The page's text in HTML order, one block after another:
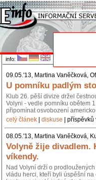
info:
09.05.'13, Martina Vaněčková,
U pomníku padlým
Klub 26. pěší divize držel
Volyni - vedle pomníku obětem
připomínat osvobození
celý článek
diskuse |
08.05.'13, Martina Vaněčková,
Volyně žije divadlem.
víkendy.
Nad Volyní drží o
vládu herci, kteří byli úspěšní